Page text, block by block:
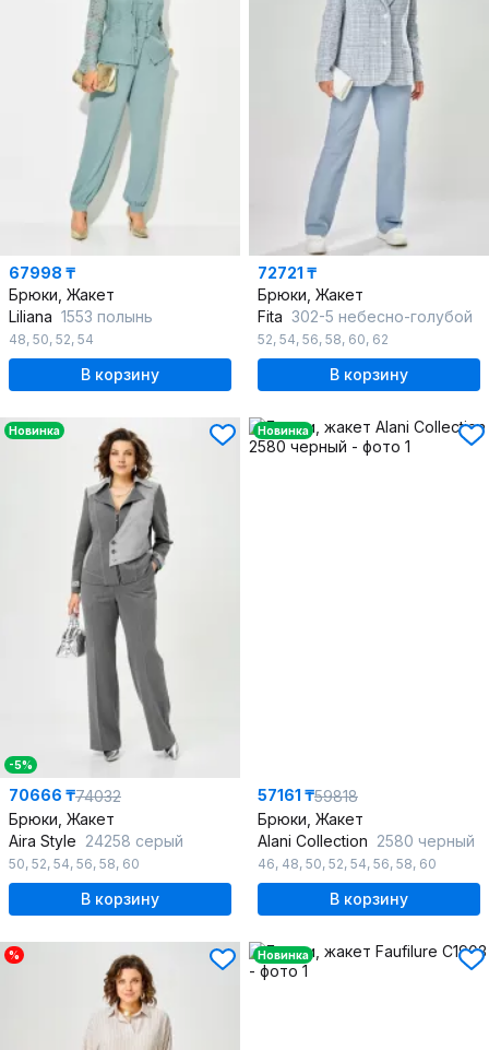
67998 ₸
Брюки, Жакет
Liliana 1553 полынь
48, 50, 52, 54
В корзину
72721 ₸
Брюки, Жакет
Fita 302-5 небесно-голубой
52, 54, 56, 58, 60, 62
В корзину
Новинка
-5%
70666 ₸74032
Брюки, Жакет
Aira Style 24258 серый
50, 52, 54, 56, 58, 60
В корзину
Новинка
57161 ₸59818
Брюки, Жакет
Alani Collection 2580 черный
46, 48, 50, 52, 54, 56, 58, 60
В корзину
% Новинка